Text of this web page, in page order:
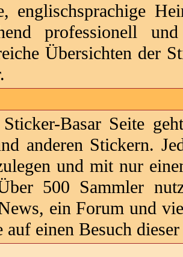
englischsprachige
professionell
Übersichten der
Basar Seite
anderen Stickern.
und mit nur
500 Sammler
ein Forum und
auf einen Besuch